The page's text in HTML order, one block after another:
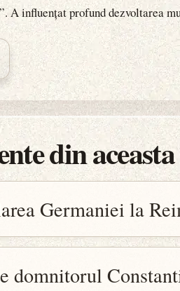
A influențat profund dezvoltarea
din
Germaniei la
domnitorul